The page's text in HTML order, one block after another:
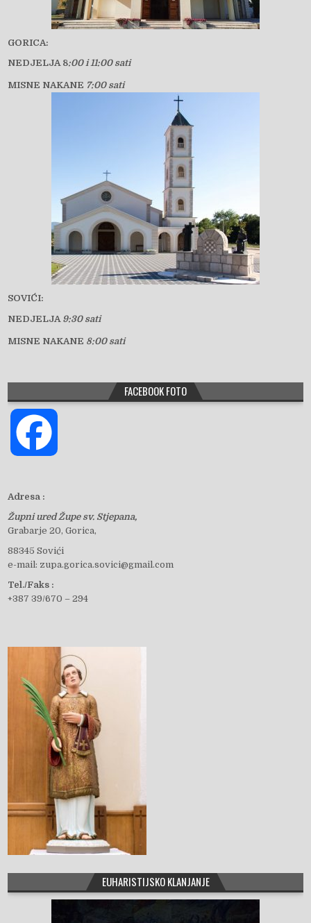
GORICA:
NEDJELJA 8:00 i 11:00 sati
MISNE NAKANE 7:00 sati
SOVIĆI:
NEDJELJA 9:30 sati
MISNE NAKANE 8:00 sati
FACEBOOK FOTO
c
o
o
k
Adresa :
Župni ured Župe sv. Stjepana,
Grabarje 20, Gorica,
88345 Sovići
e-mail: zupa.gorica.sovici@gmail.com
Tel./Faks :
+387 39/670 – 294
EUHARISTIJSKO KLANJANJE